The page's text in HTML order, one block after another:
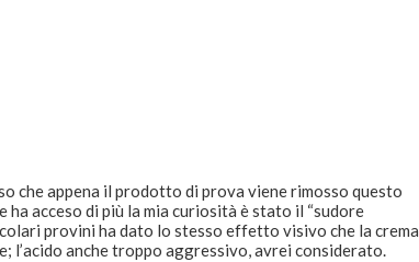
che appena il prodotto di prova viene rimosso questo
acceso di più la mia curiosità è stato il “sudore
provini ha dato lo stesso effetto visivo che la crema
l’acido anche troppo aggressivo, avrei considerato.